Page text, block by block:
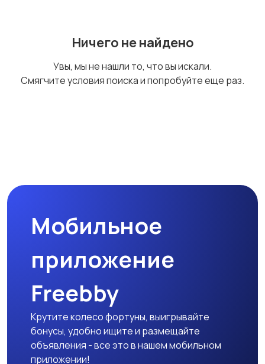
Ничего не найдено
Увы, мы не нашли то, что вы искали.
Смягчите условия поиска и попробуйте еще раз.
Мобильное
приложение
Freebby
Крутите колесо фортуны, выигрывайте
бонусы, удобно ищите и размещайте
объявления - все это в нашем мобильном
приложении!